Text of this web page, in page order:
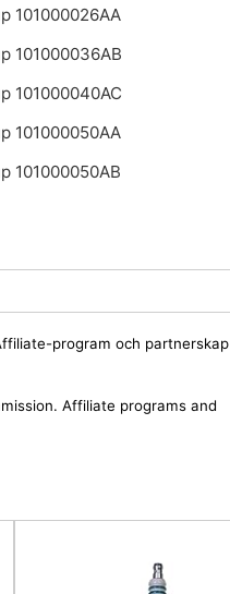
101000026AA
101000036AB
101000040AC
101000050AA
101000050AB
program och partnerskap
Affiliate programs and